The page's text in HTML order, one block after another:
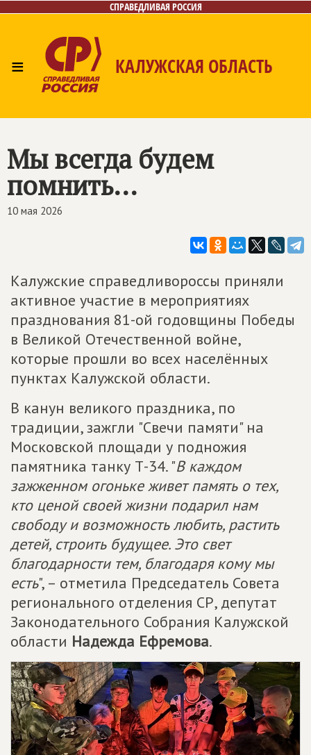
СПРАВЕДЛИВАЯ РОССИЯ
≡ КАЛУЖСКАЯ ОБЛАСТЬ
Контакты
Мы всегда будем
помнить...
10 мая 2026
Калужские справедливороссы приняли
активное участие в мероприятиях
празднования 81-ой годовщины Победы
в Великой Отечественной войне,
которые прошли во всех населённых
пунктах Калужской области.
В канун великого праздника, по
традиции, зажгли "Свечи памяти" на
Московской площади у подножия
памятника танку Т-34. "В каждом
зажженном огоньке живет память о тех,
кто ценой своей жизни подарил нам
свободу и возможность любить, растить
детей, строить будущее. Это свет
благодарности тем, благодаря кому мы
есть", – отметила Председатель Совета
регионального отделения СР, депутат
Законодательного Собрания Калужской
области Надежда Ефремова.